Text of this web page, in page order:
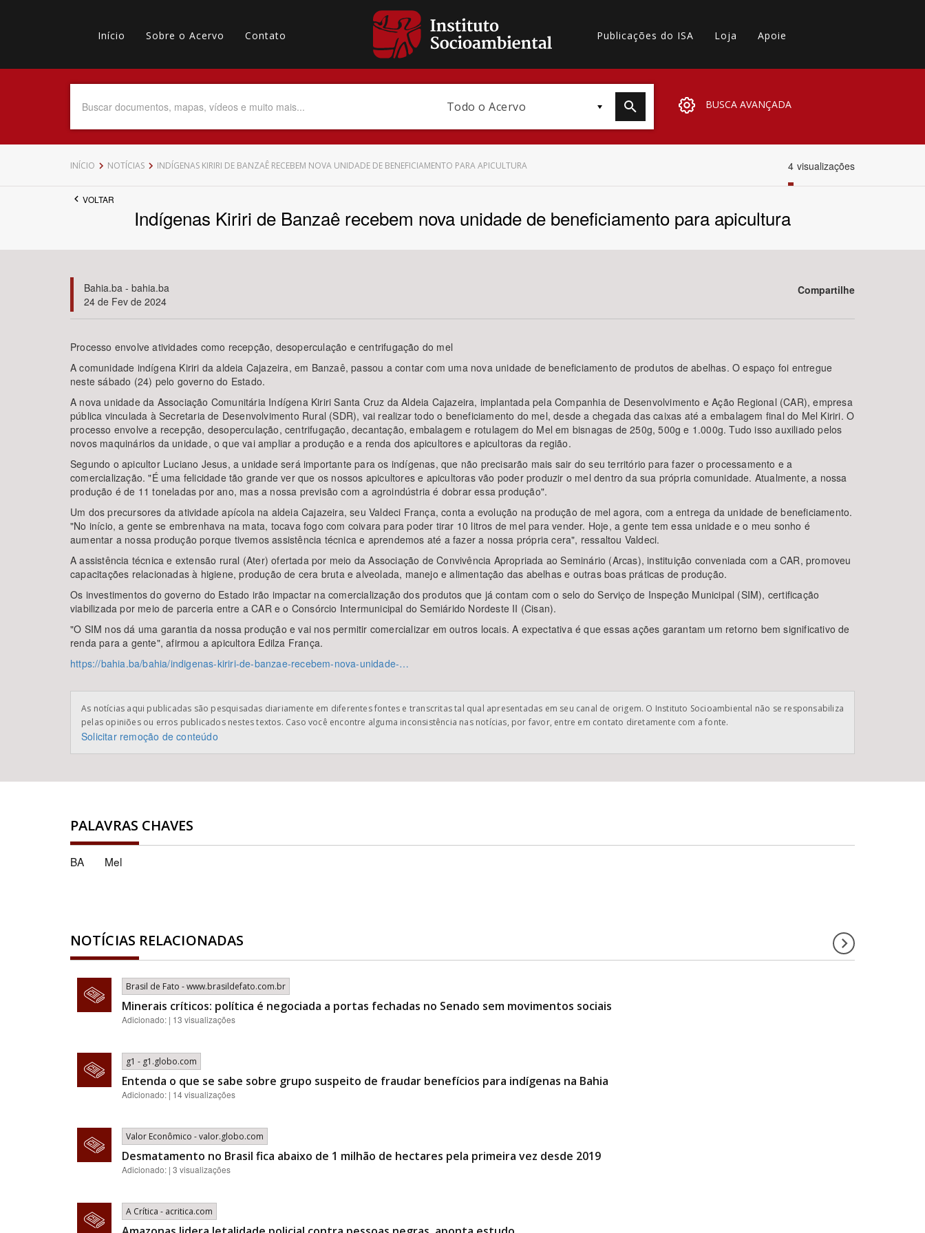
Main
navigation
Início Sobre o Acervo Contato
secundário
Publicações do ISA Loja Apoie
Todo o Acervo BUSCA AVANÇADA
Data do Documento Até
Tema
Área de Levantamento Área Protegida
INÍCIO NOTÍCIAS INDÍGENAS KIRIRI DE BANZAÊ RECEBEM NOVA UNIDADE DE BENEFICIAMENTO PARA APICULTURA 4 visualizações
VOLTAR
Indígenas Kiriri de Banzaê recebem nova unidade de beneficiamento para apicultura
Bahia.ba - bahia.ba
24 de Fev de 2024
Compartilhe
Processo envolve atividades como recepção, desoperculação e centrifugação do mel
A comunidade indígena Kiriri da aldeia Cajazeira, em Banzaê, passou a contar com uma nova unidade de beneficiamento de produtos de abelhas. O espaço foi entregue
neste sábado (24) pelo governo do Estado.
A nova unidade da Associação Comunitária Indígena Kiriri Santa Cruz da Aldeia Cajazeira, implantada pela Companhia de Desenvolvimento e Ação Regional (CAR), empresa
pública vinculada à Secretaria de Desenvolvimento Rural (SDR), vai realizar todo o beneficiamento do mel, desde a chegada das caixas até a embalagem final do Mel Kiriri. O
processo envolve a recepção, desoperculação, centrifugação, decantação, embalagem e rotulagem do Mel em bisnagas de 250g, 500g e 1.000g. Tudo isso auxiliado pelos
novos maquinários da unidade, o que vai ampliar a produção e a renda dos apicultores e apicultoras da região.
Segundo o apicultor Luciano Jesus, a unidade será importante para os indígenas, que não precisarão mais sair do seu território para fazer o processamento e a
comercialização. "É uma felicidade tão grande ver que os nossos apicultores e apicultoras vão poder produzir o mel dentro da sua própria comunidade. Atualmente, a nossa
produção é de 11 toneladas por ano, mas a nossa previsão com a agroindústria é dobrar essa produção".
Um dos precursores da atividade apícola na aldeia Cajazeira, seu Valdeci França, conta a evolução na produção de mel agora, com a entrega da unidade de beneficiamento.
"No início, a gente se embrenhava na mata, tocava fogo com coivara para poder tirar 10 litros de mel para vender. Hoje, a gente tem essa unidade e o meu sonho é
aumentar a nossa produção porque tivemos assistência técnica e aprendemos até a fazer a nossa própria cera", ressaltou Valdeci.
A assistência técnica e extensão rural (Ater) ofertada por meio da Associação de Convivência Apropriada ao Seminário (Arcas), instituição conveniada com a CAR, promoveu
capacitações relacionadas à higiene, produção de cera bruta e alveolada, manejo e alimentação das abelhas e outras boas práticas de produção.
Os investimentos do governo do Estado irão impactar na comercialização dos produtos que já contam com o selo do Serviço de Inspeção Municipal (SIM), certificação
viabilizada por meio de parceria entre a CAR e o Consórcio Intermunicipal do Semiárido Nordeste II (Cisan).
"O SIM nos dá uma garantia da nossa produção e vai nos permitir comercializar em outros locais. A expectativa é que essas ações garantam um retorno bem significativo de
renda para a gente", afirmou a apicultora Edilza França.
https://bahia.ba/bahia/indigenas-kiriri-de-banzae-recebem-nova-unidade-…
As notícias aqui publicadas são pesquisadas diariamente em diferentes fontes e transcritas tal qual apresentadas em seu canal de origem. O Instituto Socioambiental não se responsabiliza
pelas opiniões ou erros publicados nestes textos. Caso você encontre alguma inconsistência nas notícias, por favor, entre em contato diretamente com a fonte.
Solicitar remoção de conteúdo
PALAVRAS CHAVES
BA Mel
NOTÍCIAS RELACIONADAS
Brasil de Fato - www.brasildefato.com.br
Minerais críticos: política é negociada a portas fechadas no Senado sem movimentos sociais
Adicionado: | 13 visualizações
g1 - g1.globo.com
Entenda o que se sabe sobre grupo suspeito de fraudar benefícios para indígenas na Bahia
Adicionado: | 14 visualizações
Valor Econômico - valor.globo.com
Desmatamento no Brasil fica abaixo de 1 milhão de hectares pela primeira vez desde 2019
Adicionado: | 3 visualizações
A Crítica - acritica.com